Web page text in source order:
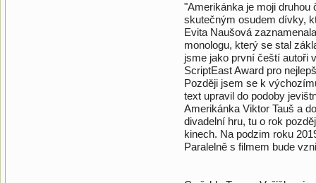
"Amerikánka je moji druhou
skutečným osudem dívky,
Evita Naušová
monologu, který se stal
jsme jako první čeští autoři
ScriptEast Award pro
Později jsem se k
text upravil do podoby
Amerikánka Viktor Tauš a
divadelní hru, tu o rok
kinech. Na podzim roku
Paralelně s filmem bude